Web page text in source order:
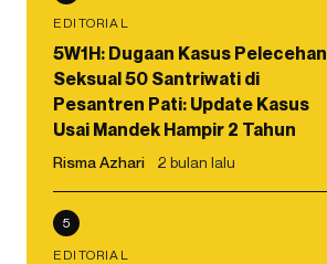
EDITORIAL
5W1H: Dugaan Kasus Pelecehan
Seksual 50 Santriwati di
Pesantren Pati: Update Kasus
Usai Mandek Hampir 2 Tahun
Risma Azhari 2 bulan lalu
5
EDITORIAL